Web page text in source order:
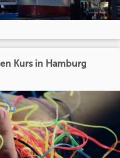
Kurs in Hamburg